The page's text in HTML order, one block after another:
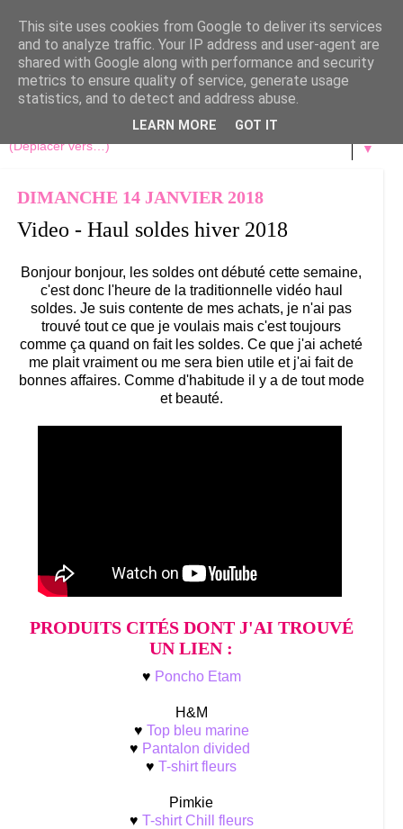
▼
DIMANCHE 14 JANVIER 2018
Video - Haul soldes hiver 2018
Bonjour bonjour, les soldes ont débuté cette semaine,
c'est donc l'heure de la traditionnelle vidéo haul
soldes. Je suis contente de mes achats, je n'ai pas
trouvé tout ce que je voulais mais c'est toujours
comme ça quand on fait les soldes. Ce que j'ai acheté
me plait vraiment ou me sera bien utile et j'ai fait de
bonnes affaires. Comme d'habitude il y a de tout mode
et beauté.
PRODUITS CITÉS DONT J'AI TROUVÉ
UN LIEN :
♥ Poncho Etam
H&M
♥ Top bleu marine
♥ Pantalon divided
♥T-shirt fleurs
Pimkie
♥ T-shirt Chill fleurs
This site uses cookies from Google to deliver its services
and to analyze traffic. Your IP address and user-agent are
shared with Google along with performance and security
metrics to ensure quality of service, generate usage
statistics, and to detect and address abuse.
LEARN MORE GOT IT